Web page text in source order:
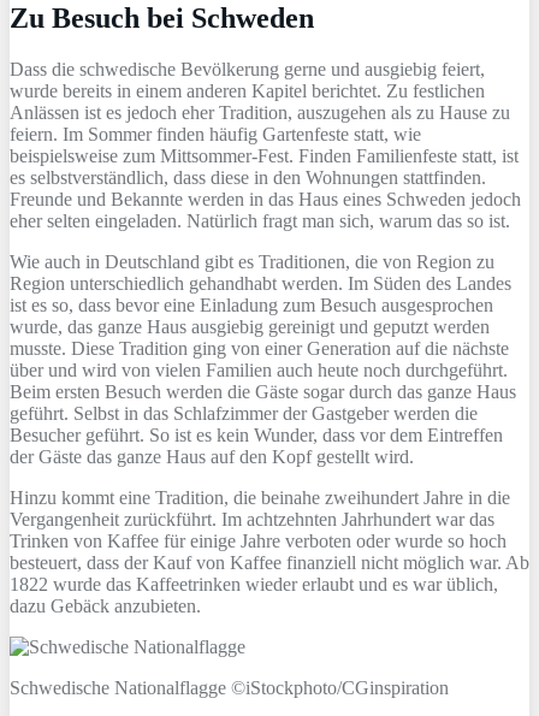
Zu Besuch bei Schweden
Dass die schwedische Bevölkerung gerne und ausgiebig feiert,
wurde bereits in einem anderen Kapitel berichtet. Zu festlichen
Anlässen ist es jedoch eher Tradition, auszugehen als zu Hause zu
feiern. Im Sommer finden häufig Gartenfeste statt, wie
beispielsweise zum Mittsommer-Fest. Finden Familienfeste statt, ist
es selbstverständlich, dass diese in den Wohnungen stattfinden.
Freunde und Bekannte werden in das Haus eines Schweden jedoch
eher selten eingeladen. Natürlich fragt man sich, warum das so ist.
Wie auch in Deutschland gibt es Traditionen, die von Region zu
Region unterschiedlich gehandhabt werden. Im Süden des Landes
ist es so, dass bevor eine Einladung zum Besuch ausgesprochen
wurde, das ganze Haus ausgiebig gereinigt und geputzt werden
musste. Diese Tradition ging von einer Generation auf die nächste
über und wird von vielen Familien auch heute noch durchgeführt.
Beim ersten Besuch werden die Gäste sogar durch das ganze Haus
geführt. Selbst in das Schlafzimmer der Gastgeber werden die
Besucher geführt. So ist es kein Wunder, dass vor dem Eintreffen
der Gäste das ganze Haus auf den Kopf gestellt wird.
Hinzu kommt eine Tradition, die beinahe zweihundert Jahre in die
Vergangenheit zurückführt. Im achtzehnten Jahrhundert war das
Trinken von Kaffee für einige Jahre verboten oder wurde so hoch
besteuert, dass der Kauf von Kaffee finanziell nicht möglich war. Ab
1822 wurde das Kaffeetrinken wieder erlaubt und es war üblich,
dazu Gebäck anzubieten.
Schwedische Nationalflagge ©iStockphoto/CGinspiration